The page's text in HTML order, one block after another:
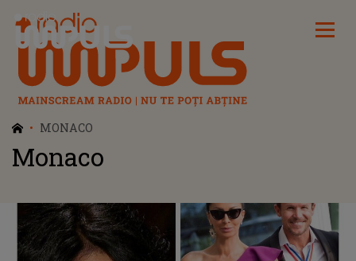
Radio Impuls
MONACO
Monaco